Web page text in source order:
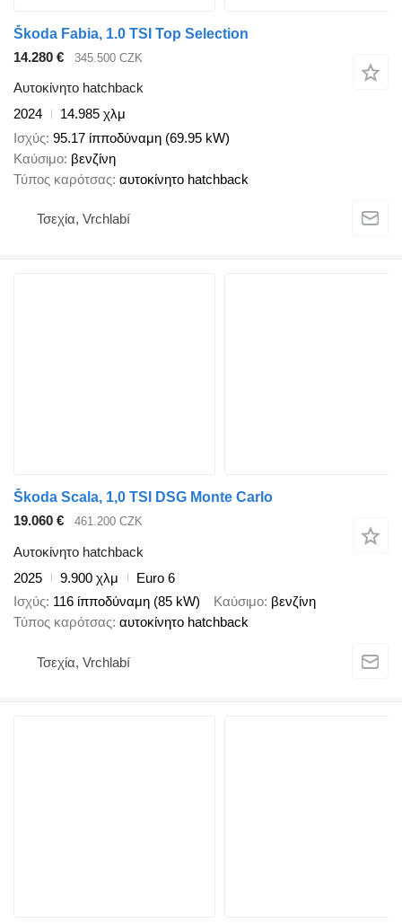
Škoda Fabia, 1.0 TSI Top Selection
14.280 €
345.500 CZK
Αυτοκίνητο hatchback
2024
14.985 χλμ
Ισχύς 95.17 ίπποδύναμη (69.95 kW)
Καύσιμο βενζίνη
Τύπος καρότσας αυτοκίνητο hatchback
Τσεχία, Vrchlabí
Škoda Scala, 1,0 TSI DSG Monte Carlo
19.060 €
461.200 CZK
Αυτοκίνητο hatchback
2025
9.900 χλμ
Euro 6
Ισχύς 116 ίπποδύναμη (85 kW) Καύσιμο βενζίνη
Τύπος καρότσας αυτοκίνητο hatchback
Τσεχία, Vrchlabí